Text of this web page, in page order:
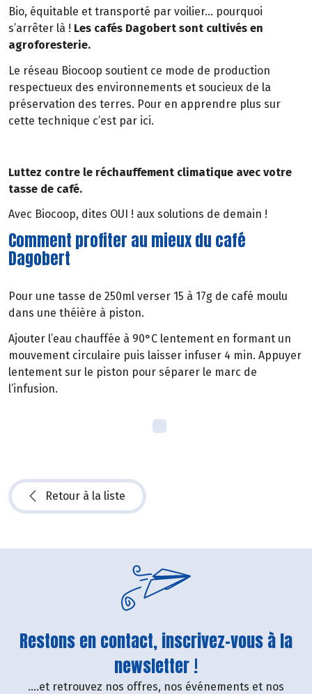
Bio, équitable et transporté par voilier… pourquoi
s’arrêter là ! Les cafés Dagobert sont cultivés en
agroforesterie.
Le réseau Biocoop soutient ce mode de production
respectueux des environnements et soucieux de la
préservation des terres. Pour en apprendre plus sur
cette technique c’est par ici.
Luttez contre le réchauffement climatique avec votre
tasse de café.
Avec Biocoop, dites OUI ! aux solutions de demain !
Comment profiter au mieux du café
Dagobert
Pour une tasse de 250ml verser 15 à 17g de café moulu
dans une théière à piston.
Ajouter l’eau chauffée à 90°C lentement en formant un
mouvement circulaire puis laisser infuser 4 min. Appuyer
lentement sur le piston pour séparer le marc de
l’infusion.
Retour à la liste
Restons en contact, inscrivez-vous à la
newsletter !
....et retrouvez nos offres, nos événements et nos